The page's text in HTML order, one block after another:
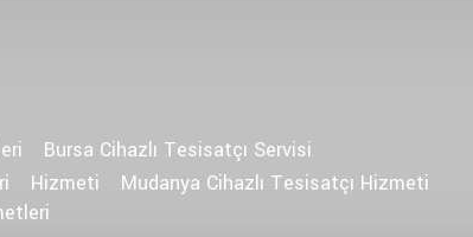
Bursa Cihazlı Tesisatçı Servisi
Hizmeti
Mudanya Cihazlı Tesisatçı Hizmeti